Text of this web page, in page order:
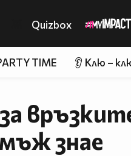
Quizbox
TIME 👂 Клю –
знае